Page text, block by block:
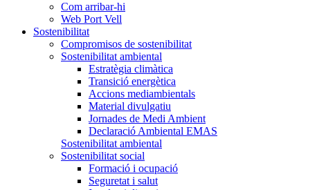
Com arribar-hi
Web Port Vell
Sostenibilitat
Compromisos de sostenibilitat
Sostenibilitat ambiental
Estratègia climàtica
Transició energètica
Accions mediambientals
Material divulgatiu
Jornades de Medi Ambient
Declaració Ambiental EMAS
Sostenibilitat ambiental
Sostenibilitat social
Formació i ocupació
Seguretat i salut